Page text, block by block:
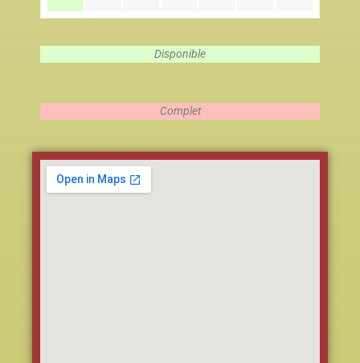
Disponible
Complet